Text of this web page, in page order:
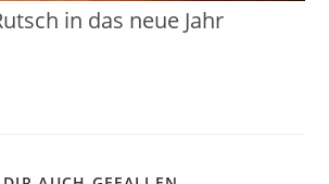
in das neue Jahr